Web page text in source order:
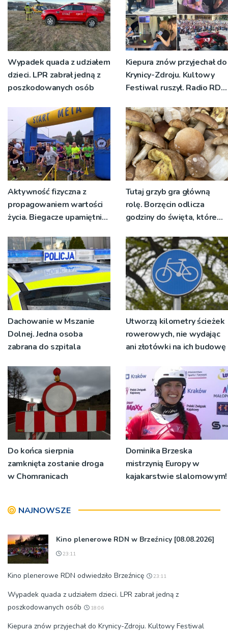
Wypadek quada z udziałem
dzieci. LPR zabrał jedną z
poszkodowanych osób
Kiepura znów przyjechał do
Krynicy-Zdroju. Kultowy
Festiwal ruszył. Radio RDN
żywo [ZDJĘCIA]
Aktywność fizyczna z
propagowaniem wartości
życia. Biegacze upamiętnili
Tutaj grzyb gra główną
rolę. Borzęcin odlicza
godziny do święta, które
pokoleń
Dachowanie w Mszanie
Dolnej. Jedna osoba
zabrana do szpitala
Utworzą kilometry ścieżek
rowerowych, nie wydając
ani złotówki na ich budowę
Do końca sierpnia
zamknięta zostanie droga
w Chomranicach
Dominika Brzeska
mistrzynią Europy w
kajakarstwie slalomowym!
NAJNOWSZE
Kino plenerowe RDN w Brzeźnicy [08.08.2026]
23:11
Kino plenerowe RDN odwiedziło Brzeźnicę 23:11
Wypadek quada z udziałem dzieci. LPR zabrał jedną z
poszkodowanych osób
18:06
Kiepura znów przyjechał do Krynicy-Zdroju. Kultowy Festiwal